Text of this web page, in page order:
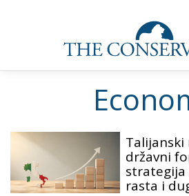
državni
strategija
rasta i